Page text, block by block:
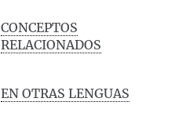
CONCEPTOS
RELACIONADOS
EN OTRAS LENGUAS